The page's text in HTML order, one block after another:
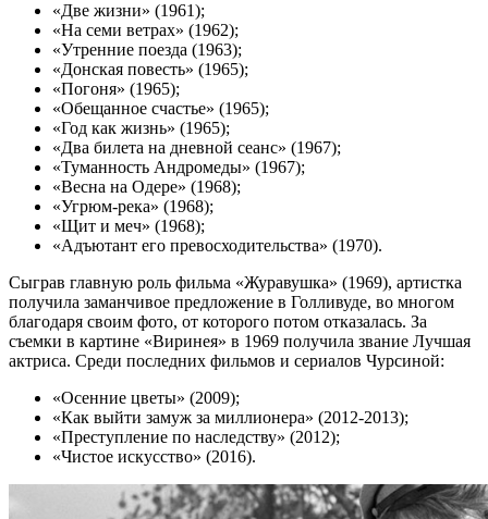
«Две жизни» (1961);
«На семи ветрах» (1962);
«Утренние поезда (1963);
«Донская повесть» (1965);
«Погоня» (1965);
«Обещанное счастье» (1965);
«Год как жизнь» (1965);
«Два билета на дневной сеанс» (1967);
«Туманность Андромеды» (1967);
«Весна на Одере» (1968);
«Угрюм-река» (1968);
«Щит и меч» (1968);
«Адъютант его превосходительства» (1970).
Сыграв главную роль фильма «Журавушка» (1969), артистка
получила заманчивое предложение в Голливуде, во многом
благодаря своим фото, от которого потом отказалась. За
съемки в картине «Виринея» в 1969 получила звание Лучшая
актриса. Среди последних фильмов и сериалов Чурсиной:
«Осенние цветы» (2009);
«Как выйти замуж за миллионера» (2012-2013);
«Преступление по наследству» (2012);
«Чистое искусство» (2016).